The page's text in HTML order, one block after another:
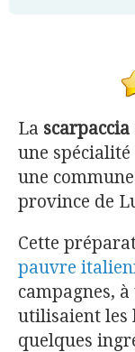
La
une
une
province de
Cette
pauvre
campagnes,
utilisaient les
quelques